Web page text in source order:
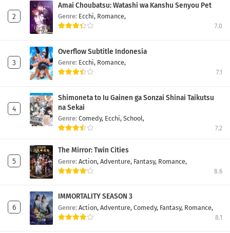
Amai Choubatsu: Watashi wa Kanshu Senyou Pet
Genre: Ecchi, Romance,
7.0
Overflow Subtitle Indonesia
Genre: Ecchi, Romance,
7.1
Shimoneta to Iu Gainen ga Sonzai Shinai Taikutsu
na Sekai
Genre: Comedy, Ecchi, School,
7.2
The Mirror: Twin Cities
Genre: Action, Adventure, Fantasy, Romance,
8.6
IMMORTALITY SEASON 3
Genre: Action, Adventure, Comedy, Fantasy, Romance,
8.1